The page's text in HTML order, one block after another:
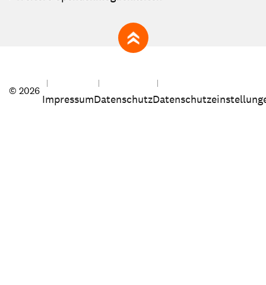
zum Seitenanfang
© 2026
ImpressumDatenschutz